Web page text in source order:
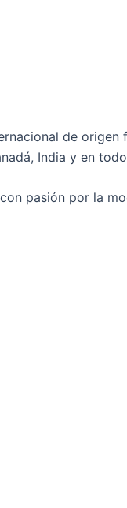
de
India y en
pasión por la